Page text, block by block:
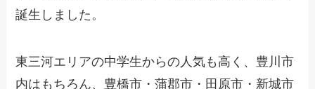
誕生しました。
東三河エリアの中学生からの人気も高く、豊川市
内はもちろん、豊橋市・蒲郡市・田原市・新城市